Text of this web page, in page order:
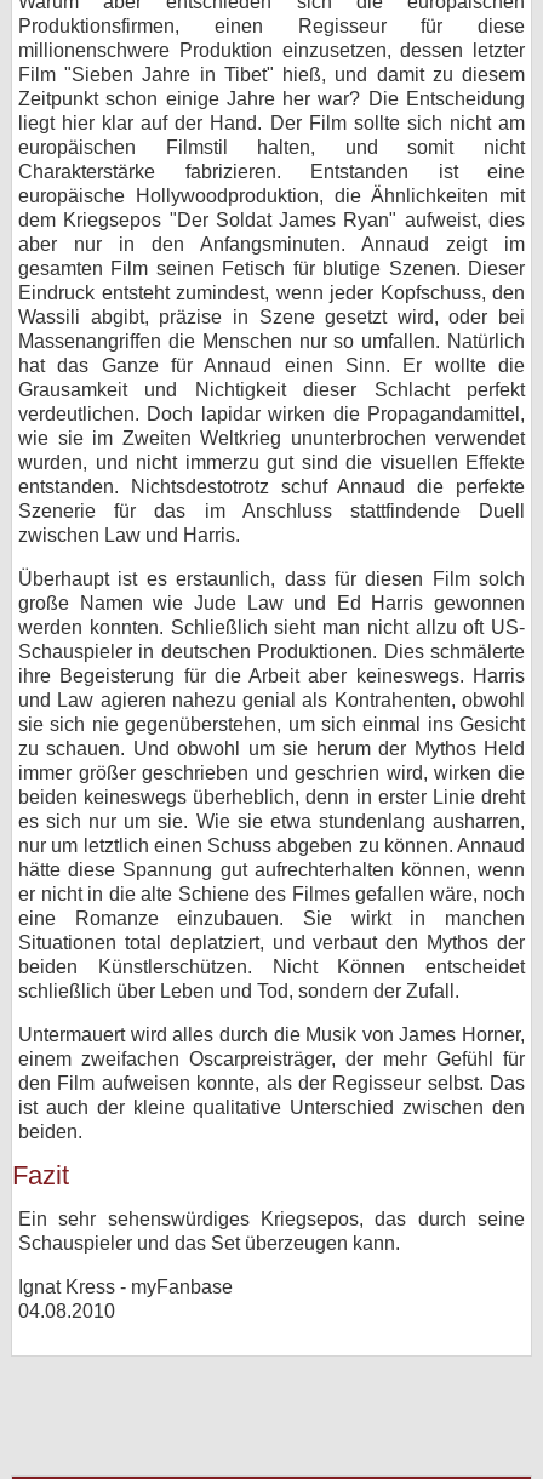
Produktionsfirmen, einen Regisseur für diese
millionenschwere Produktion einzusetzen, dessen letzter
Film "Sieben Jahre in Tibet" hieß, und damit zu diesem
Zeitpunkt schon einige Jahre her war? Die Entscheidung
liegt hier klar auf der Hand. Der Film sollte sich nicht am
europäischen Filmstil halten, und somit nicht
Charakterstärke fabrizieren. Entstanden ist eine
europäische Hollywoodproduktion, die Ähnlichkeiten mit
dem Kriegsepos "Der Soldat James Ryan" aufweist, dies
aber nur in den Anfangsminuten. Annaud zeigt im
gesamten Film seinen Fetisch für blutige Szenen. Dieser
Eindruck entsteht zumindest, wenn jeder Kopfschuss, den
Wassili abgibt, präzise in Szene gesetzt wird, oder bei
Massenangriffen die Menschen nur so umfallen. Natürlich
hat das Ganze für Annaud einen Sinn. Er wollte die
Grausamkeit und Nichtigkeit dieser Schlacht perfekt
verdeutlichen. Doch lapidar wirken die Propagandamittel,
wie sie im Zweiten Weltkrieg ununterbrochen verwendet
wurden, und nicht immerzu gut sind die visuellen Effekte
entstanden. Nichtsdestotrotz schuf Annaud die perfekte
Szenerie für das im Anschluss stattfindende Duell
zwischen Law und Harris.
Überhaupt ist es erstaunlich, dass für diesen Film solch
große Namen wie Jude Law und Ed Harris gewonnen
werden konnten. Schließlich sieht man nicht allzu oft US-
Schauspieler in deutschen Produktionen. Dies schmälerte
ihre Begeisterung für die Arbeit aber keineswegs. Harris
und Law agieren nahezu genial als Kontrahenten, obwohl
sie sich nie gegenüberstehen, um sich einmal ins Gesicht
zu schauen. Und obwohl um sie herum der Mythos Held
immer größer geschrieben und geschrien wird, wirken die
beiden keineswegs überheblich, denn in erster Linie dreht
es sich nur um sie. Wie sie etwa stundenlang ausharren,
nur um letztlich einen Schuss abgeben zu können. Annaud
hätte diese Spannung gut aufrechterhalten können, wenn
er nicht in die alte Schiene des Filmes gefallen wäre, noch
eine Romanze einzubauen. Sie wirkt in manchen
Situationen total deplatziert, und verbaut den Mythos der
beiden Künstlerschützen. Nicht Können entscheidet
schließlich über Leben und Tod, sondern der Zufall.
Untermauert wird alles durch die Musik von James Horner,
einem zweifachen Oscarpreisträger, der mehr Gefühl für
den Film aufweisen konnte, als der Regisseur selbst. Das
ist auch der kleine qualitative Unterschied zwischen den
beiden.
Fazit
Ein sehr sehenswürdiges Kriegsepos, das durch seine
Schauspieler und das Set überzeugen kann.
Ignat Kress - myFanbase
04.08.2010